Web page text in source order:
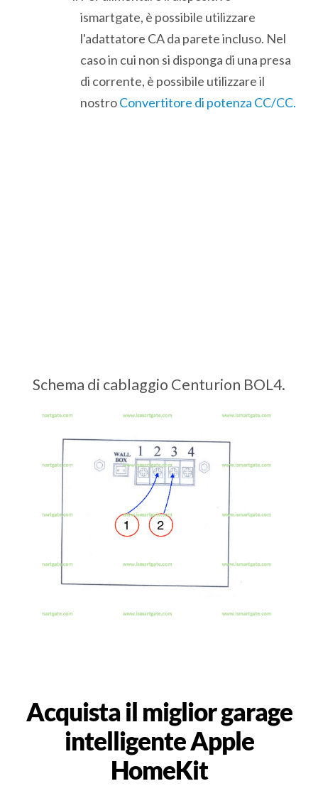
ismartgate, è possibile utilizzare
l'adattatore CA da parete incluso. Nel
caso in cui non si disponga di una presa
di corrente, è possibile utilizzare il
nostroConvertitore di potenza CC/CC.
Schema di cablaggio Centurion BOL4.
Acquista il miglior garage
intelligente Apple
HomeKit